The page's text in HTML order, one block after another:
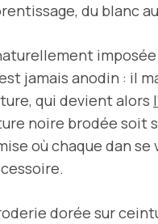
du blanc
jamais anodin : il
qui devient alors
noire brodée soit
où chaque dan
dorée sur